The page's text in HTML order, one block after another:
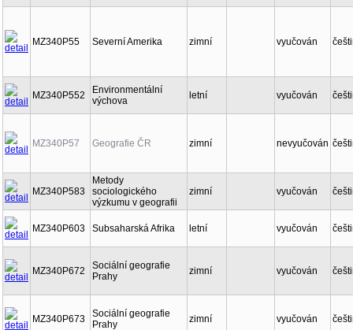
MZ340P55 Severní Amerika zimní vyučován
MZ340P552
Environmentální
výchova
letní vyučován
MZ340P57 Geografie ČR zimní nevyučován
MZ340P583
Metody
sociologického
výzkumu v geografii
zimní vyučován
MZ340P603 Subsaharská Afrika letní vyučován
MZ340P672
Sociální geografie
Prahy
zimní vyučován
MZ340P673
Sociální geografie
Prahy
zimní vyučován